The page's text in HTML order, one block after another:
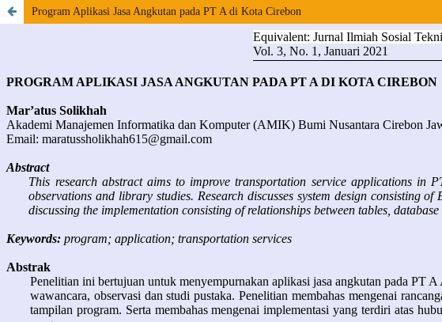
Program Aplikasi Jasa Angkutan pada PT A di Kota Cirebon